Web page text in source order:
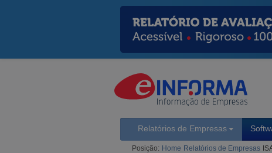
Relatórios de Empresas
Posição: Home Relatórios de Empresas